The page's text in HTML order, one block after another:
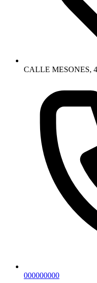
CALLE MESONES,
000000000